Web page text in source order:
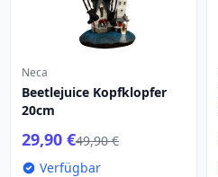
Neca
Beetlejuice Kopfklopfer
20cm
29,90 €49,90 €
Verfügbar